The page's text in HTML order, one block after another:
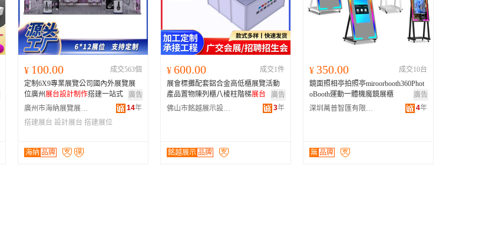
广东 浙江 山东 河北
河南 广西
山西 海南 内蒙古 吉林 黑龙江
青海 四川
贵州 西藏 澳门 台湾
¥ 100.00
成交563個
定制6X9專業展覽公司國內外展覽展
位廣州展台設計制作搭建一站式
廣告
廣州市海納展覽展示器材有限公司
14年
搭建展台 設計展台 搭建展位
海納 品牌
¥ 600.00
成交1件
展會標攤配套鋁合金高低櫃展覽活動
產品置物陳列櫃八棱柱階梯展台
廣告
佛山市銘越展示設備有限公司
3年
銘越展示 品牌
¥ 350.00
成交10台
鏡面照相亭拍照亭miroorbooth360Phot
oBooth運動一體機魔鏡展櫃
廣告
深圳萬普智匯有限公司
4年
無 品牌